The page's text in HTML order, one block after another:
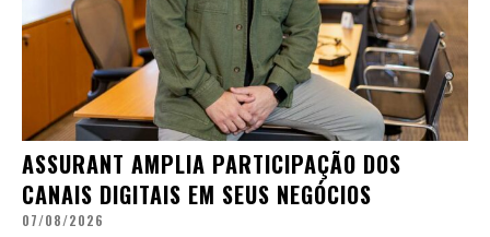
ASSURANT AMPLIA PARTICIPAÇÃO DOS
CANAIS DIGITAIS EM SEUS NEGÓCIOS
07/08/2026